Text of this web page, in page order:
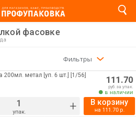
фасовке
Фильтры
200мл. метал [уп. 6 шт.] [1/56]
упак. +
111.70
руб. за упак.
в наличии
В корзину
на 111.70р.